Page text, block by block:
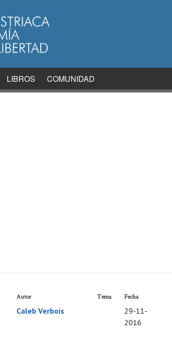
LIBROS COMUNIDAD
Autor Tema Fecha
Caleb Verbois
29-11-
2016